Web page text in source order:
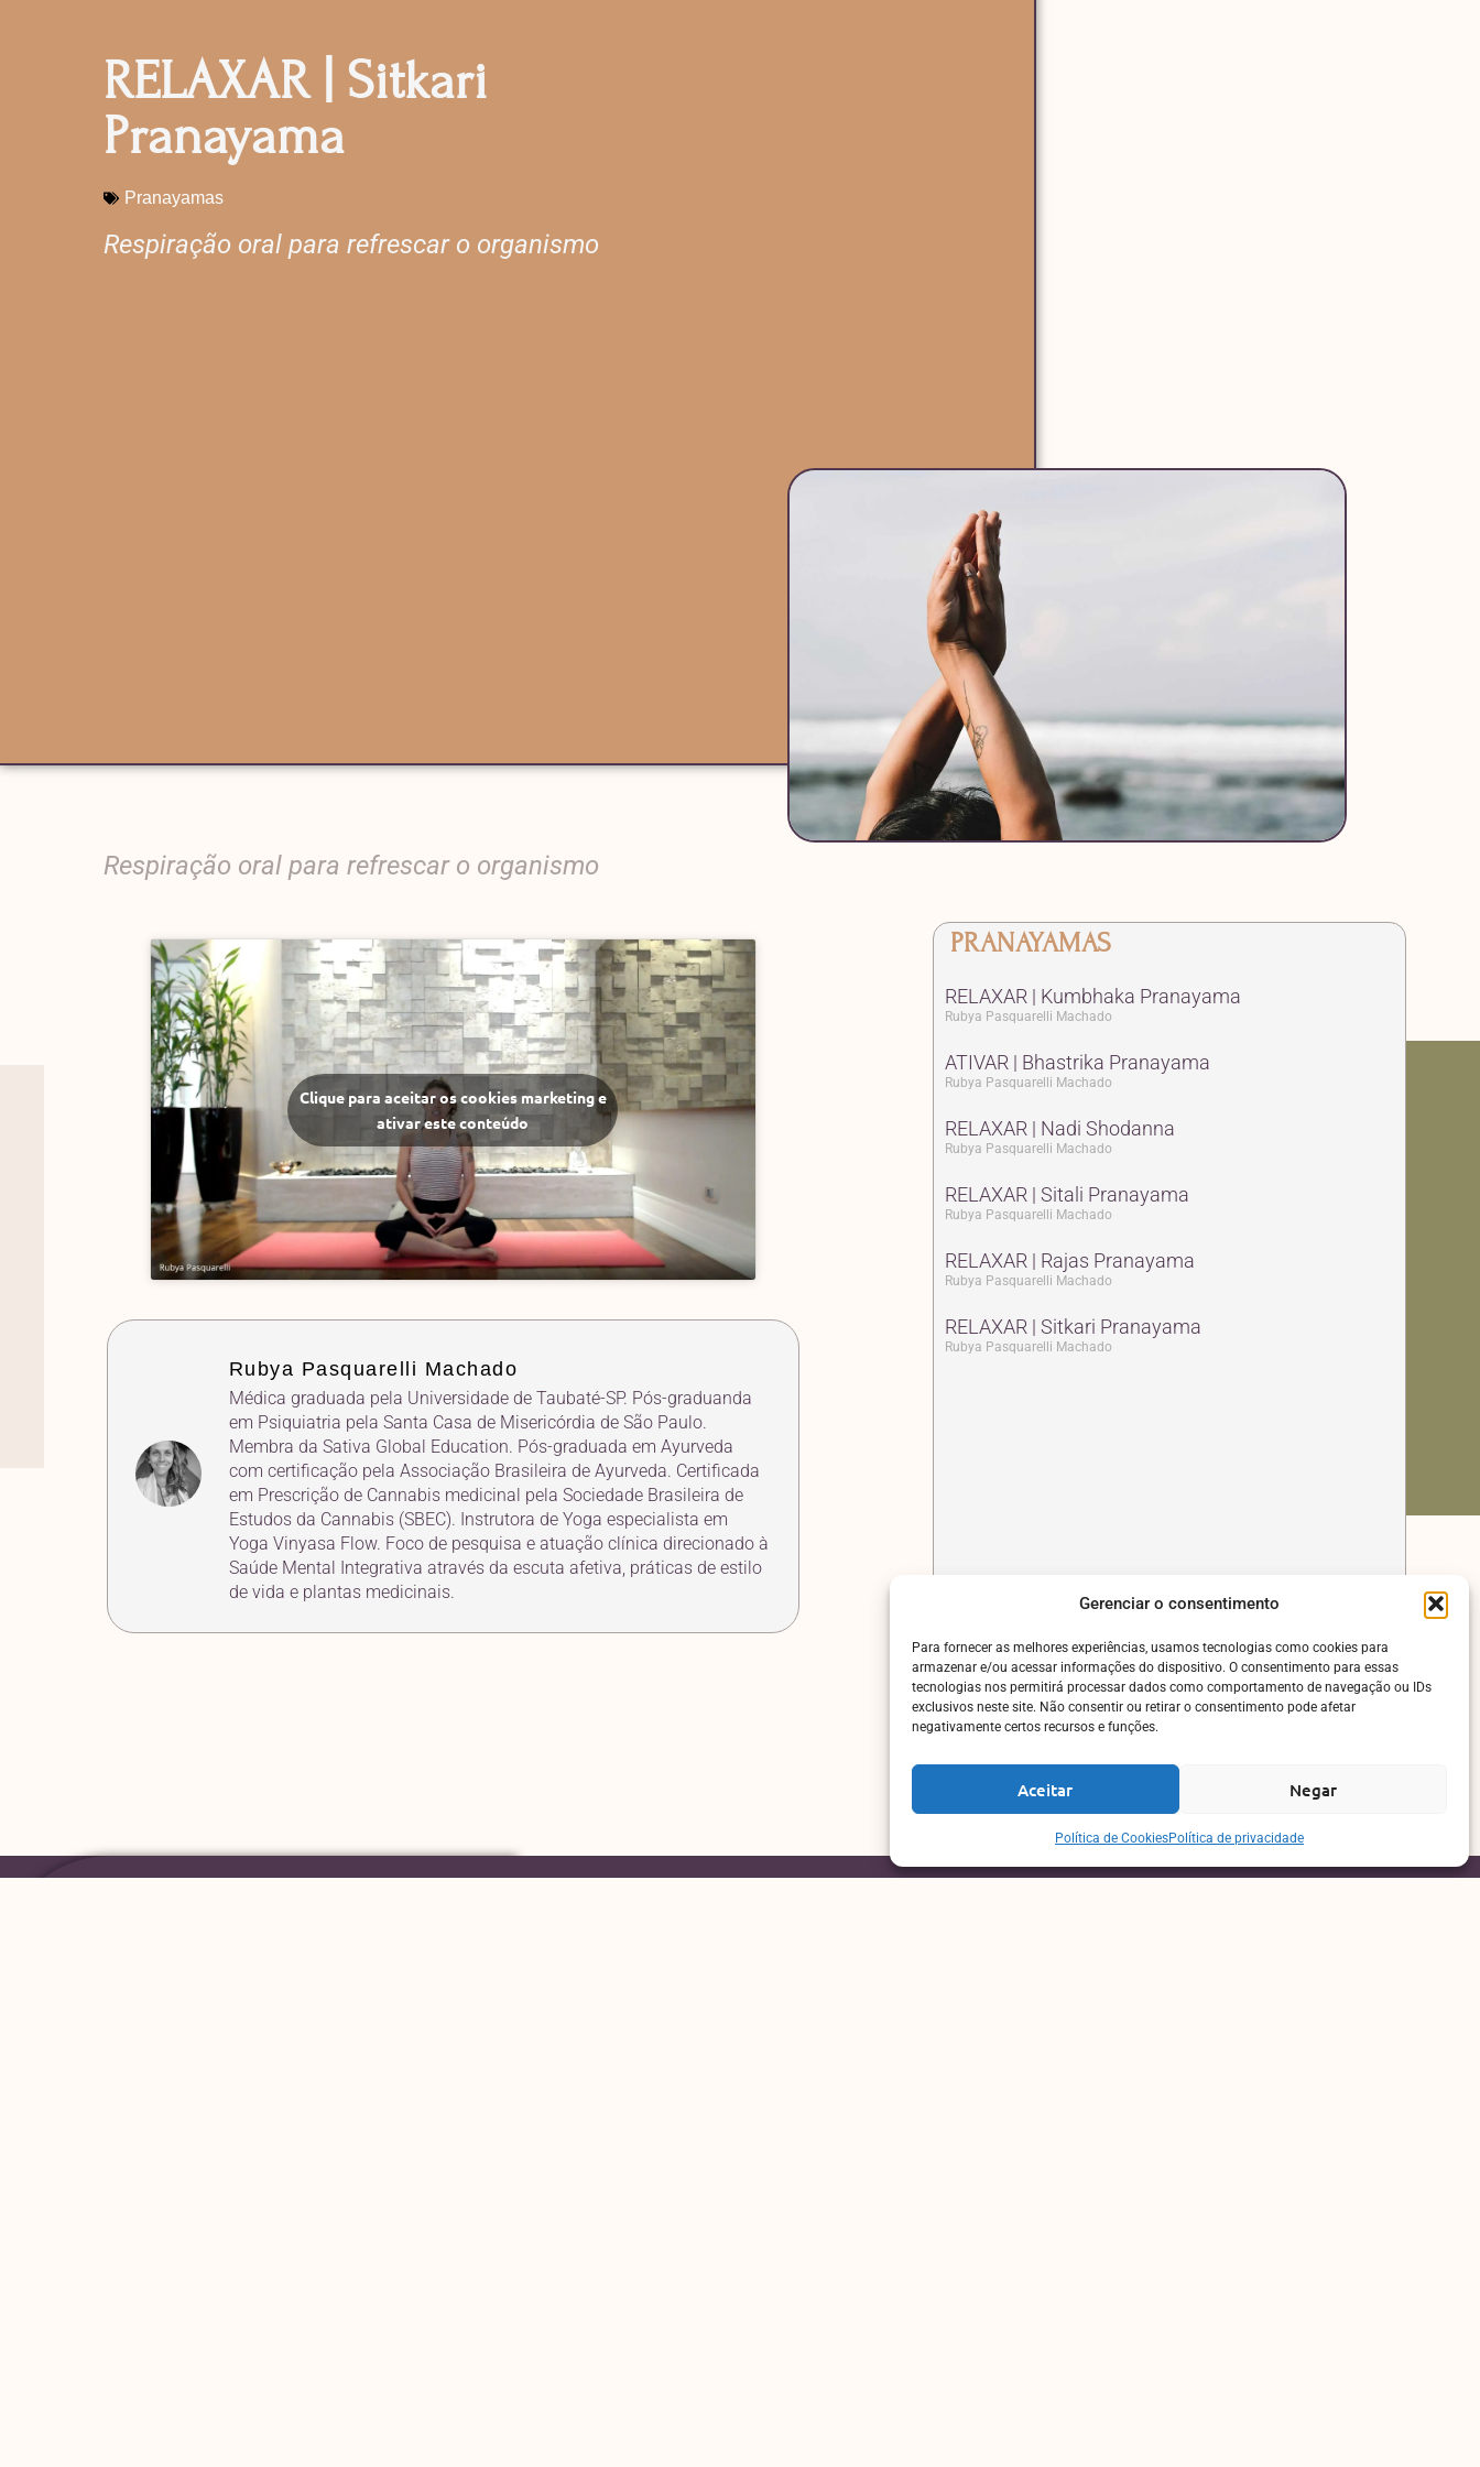
Gerenciar o consentimento
Para fornecer as melhores experiências, usamos tecnologias como cookies para
armazenar e/ou acessar informações do dispositivo. O consentimento para essas
tecnologias nos permitirá processar dados como comportamento de navegação ou IDs
exclusivos neste site. Não consentir ou retirar o consentimento pode afetar
negativamente certos recursos e funções.
Aceitar Negar
Política de CookiesPolítica de privacidade
RELAXAR | Sitkari
Pranayama
Pranayamas
Respiração oral para refrescar o organismo
Respiração oral para refrescar o organismo
Clique para aceitar os cookies marketing e
ativar este conteúdo
Rubya Pasquarelli Machado
Médica graduada pela Universidade de Taubaté-SP. Pós-graduanda
em Psiquiatria pela Santa Casa de Misericórdia de São Paulo.
Membra da Sativa Global Education. Pós-graduada em Ayurveda
com certificação pela Associação Brasileira de Ayurveda. Certificada
em Prescrição de Cannabis medicinal pela Sociedade Brasileira de
Estudos da Cannabis (SBEC). Instrutora de Yoga especialista em
Yoga Vinyasa Flow. Foco de pesquisa e atuação clínica direcionado à
Saúde Mental Integrativa através da escuta afetiva, práticas de estilo
de vida e plantas medicinais.
PRANAYAMAS
RELAXAR | Kumbhaka Pranayama
Rubya Pasquarelli Machado
ATIVAR | Bhastrika Pranayama
Rubya Pasquarelli Machado
RELAXAR | Nadi Shodanna
Rubya Pasquarelli Machado
RELAXAR | Sitali Pranayama
Rubya Pasquarelli Machado
RELAXAR | Rajas Pranayama
Rubya Pasquarelli Machado
RELAXAR | Sitkari Pranayama
Rubya Pasquarelli Machado